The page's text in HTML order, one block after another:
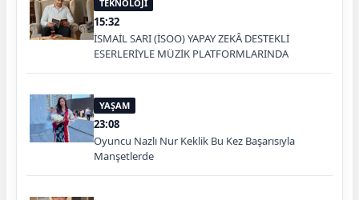
TEKNOLOJİ
15:32
İSMAİL SARI (İSOO) YAPAY ZEKÂ DESTEKLİ
ESERLERİYLE MÜZİK PLATFORMLARINDA
YAŞAM
23:08
Oyuncu Nazlı Nur Keklik Bu Kez Başarısıyla
Manşetlerde